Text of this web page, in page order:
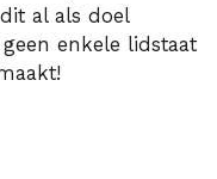
al als doel
enkele lidstaat